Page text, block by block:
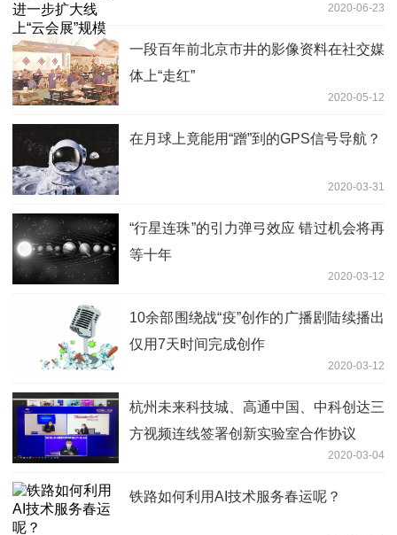
2020-06-23
一段百年前北京市井的影像资料在社交媒
体上“走红”
2020-05-12
在月球上竟能用“蹭”到的GPS信号导航？
2020-03-31
“行星连珠”的引力弹弓效应 错过机会将再
等十年
2020-03-12
10余部围绕战“疫”创作的广播剧陆续播出
仅用7天时间完成创作
2020-03-12
杭州未来科技城、高通中国、中科创达三
方视频连线签署创新实验室合作协议
2020-03-04
铁路如何利用AI技术服务春运呢？